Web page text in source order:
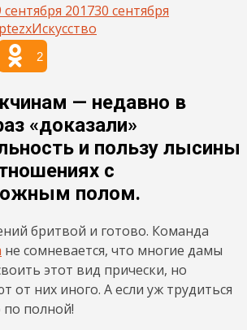
сентября 201730 сентября
Искусство
2
— недавно в
«доказали»
и пользу лысины
с
полом.
бритвой и готово. Команда
не сомневается, что многие дамы
этот вид прически, но
от них иного. А если уж трудиться
по полной!